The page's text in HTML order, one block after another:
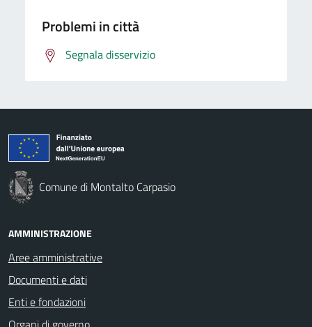
Problemi in città
Segnala disservizio
Comune di Montalto Carpasio
AMMINISTRAZIONE
Aree amministrative
Documenti e dati
Enti e fondazioni